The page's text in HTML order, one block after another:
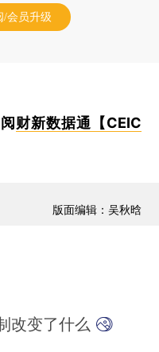
/会员升级
财新数据通【CEIC
版面编辑：吴秋晗
改变了什么